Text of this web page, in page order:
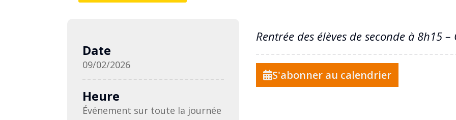
Date
09/02/2026
Heure
Événement sur toute la journée
Rentrée des élèves de seconde à 8h15 –
S'abonner au calendrier